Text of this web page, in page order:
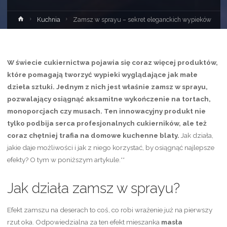
Strona
główna
Kuchnia Zamsz w sprayu – sekret eleganckich wypieków
W świecie cukiernictwa pojawia się coraz więcej produktów,
które pomagają tworzyć wypieki wyglądające jak małe
dzieła sztuki. Jednym z nich jest właśnie zamsz w sprayu,
pozwalający osiągnąć aksamitne wykończenie na tortach,
monoporcjach czy musach. Ten innowacyjny produkt nie
tylko podbija serca profesjonalnych cukierników, ale też
coraz chętniej trafia na domowe kuchenne blaty. Jak działa,
jakie daje możliwości i jak z niego korzystać, by osiągnąć najlepsze
efekty? O tym w poniższym artykule.**
Jak działa zamsz w sprayu?
Efekt zamszu na deserach to coś, co robi wrażenie już na pierwszy
rzut oka. Odpowiedzialna za ten efekt mieszanka masła